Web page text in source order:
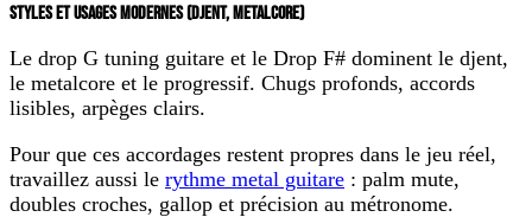
STYLES ET USAGES MODERNES (DJENT, METALCORE)
Le drop G tuning guitare et le Drop F# dominent le djent,
le metalcore et le progressif. Chugs profonds, accords
lisibles, arpèges clairs.
Pour que ces accordages restent propres dans le jeu réel,
travaillez aussi le rythme metal guitare : palm mute,
doubles croches, gallop et précision au métronome.